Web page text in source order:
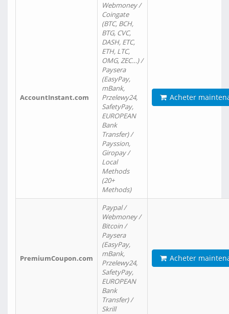
AccountInstant.com
Webmoney /
Coingate
(BTC, BCH,
BTG, CVC,
DASH, ETC,
ETH, LTC,
OMG, ZEC…) /
Paysera
(EasyPay,
mBank,
Przelewy24,
SafetyPay,
EUROPEAN
Bank
Transfer) /
Payssion,
Giropay /
Local
Methods
(20+
Methods)
Acheter
PremiumCoupon.com
Paypal /
Webmoney /
Bitcoin /
Paysera
(EasyPay,
mBank,
Przelewy24,
SafetyPay,
EUROPEAN
Bank
Transfer) /
Skrill
Acheter